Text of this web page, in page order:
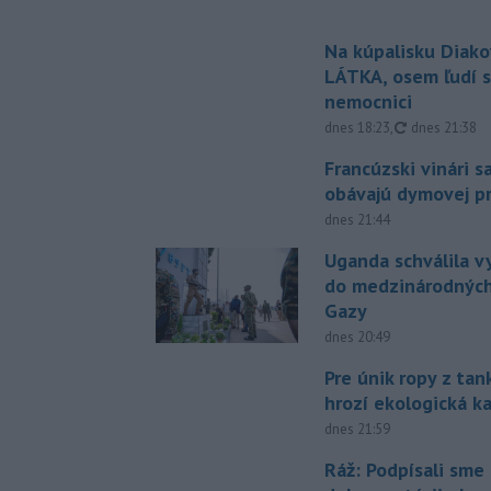
Na kúpalisku
LÁTKA, osem ľudí
nemocnici
dnes 18:23, aktualizované
dnes 21:38
Francúzski vinári
obávajú dymovej
dnes 21:44
Uganda schválila
do
Gazy
dnes 20:49
Pre únik ropy z
hrozí ekologická
dnes 21:59
Ráž: Podpísali